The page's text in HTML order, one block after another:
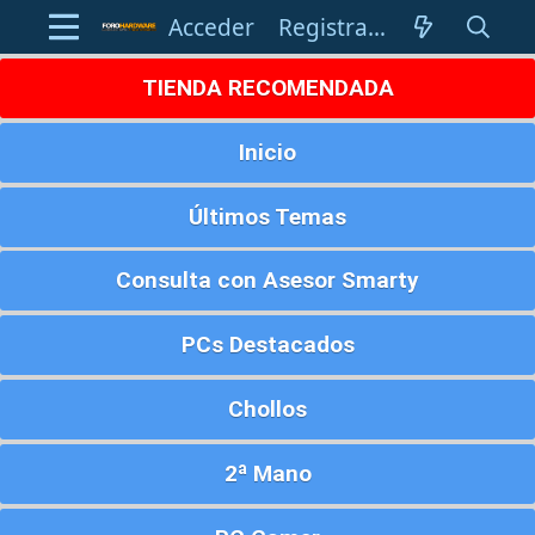
Acceder Registrarse
TIENDA RECOMENDADA
Inicio
Últimos Temas
Consulta con Asesor Smarty
PCs Destacados
Chollos
2ª Mano